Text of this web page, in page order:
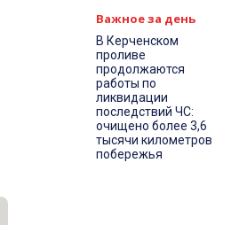
Важное за день
В Керченском
проливе
продолжаются
работы по
ликвидации
последствий ЧС:
очищено более 3,6
тысячи километров
побережья